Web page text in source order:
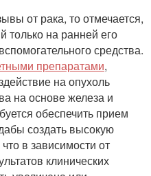
от рака, то отмечается,
только на ранней его
средства.
препаратами,
на опухоль
на основе железа и
обеспечить прием
создать высокую
в зависимости от
клинических